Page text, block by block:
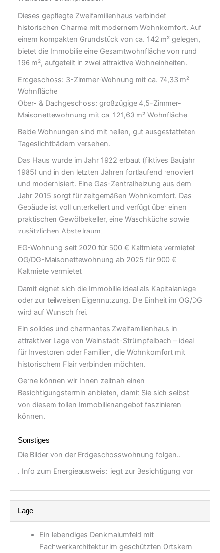
Dieses gepflegte Zweifamilienhaus verbindet
historischen Charme mit modernem Wohnkomfort. Auf
einem kompakten Grundstück von ca. 142 m² gelegen,
bietet die Immobilie eine Gesamtwohnfläche von rund
196 m², aufgeteilt in zwei attraktive Wohneinheiten.
Erdgeschoss: 3-Zimmer-Wohnung mit ca. 74,33 m²
Wohnfläche
Ober- & Dachgeschoss: großzügige 4,5-Zimmer-
Maisonettewohnung mit ca. 121,63 m² Wohnfläche
Beide Wohnungen sind mit hellen, gut ausgestatteten
Tageslichtbädern versehen.
Das Haus wurde im Jahr 1922 erbaut (fiktives Baujahr
1985) und in den letzten Jahren fortlaufend renoviert
und modernisiert. Eine Gas-Zentralheizung aus dem
Jahr 2015 sorgt für zeitgemäßen Wohnkomfort. Das
Gebäude ist voll unterkellert und verfügt über einen
praktischen Gewölbekeller, eine Waschküche sowie
zusätzlichen Abstellraum.
EG-Wohnung seit 2020 für 600 € Kaltmiete vermietet
OG/DG-Maisonettewohnung ab 2025 für 900 €
Kaltmiete vermietet
Damit eignet sich die Immobilie ideal als Kapitalanlage
oder zur teilweisen Eigennutzung. Die Einheit im OG/DG
wird auf Wunsch frei.
Ein solides und charmantes Zweifamilienhaus in
attraktiver Lage von Weinstadt-Strümpfelbach – ideal
für Investoren oder Familien, die Wohnkomfort mit
historischem Flair verbinden möchten.
Gerne können wir Ihnen zeitnah einen
Besichtigungstermin anbieten, damit Sie sich selbst
von diesem tollen Immobilienangebot faszinieren
können.
Sonstiges
Die Bilder von der Erdgeschosswohnung folgen..
. Info zum Energieausweis: liegt zur Besichtigung vor
Lage
Ein lebendiges Denkmalumfeld mit
Fachwerkarchitektur im geschützten Ortskern